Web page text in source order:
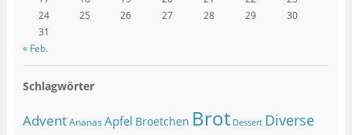
24
25 26 27 28 29
30
31
« Feb.
Schlagwörter
Advent Ananas Apfel Broetchen Brot Dessert Diverse